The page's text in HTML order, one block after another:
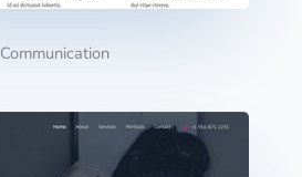
Communication